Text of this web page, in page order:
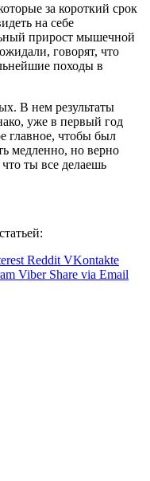
за короткий срок
на себе
прирост мышечной
говорят, что
походы в
В нем результаты
уже в первый год
главное, чтобы был
медленно, но верно
ты все делаешь
Reddit VKontakte
Viber Share via Email